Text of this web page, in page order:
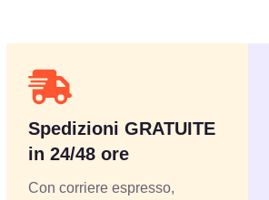
Spedizioni GRATUITE
in 24/48 ore
Con corriere espresso,